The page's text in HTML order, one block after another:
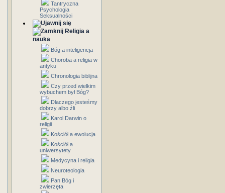
Tantryczna
Psychologia
Seksualności
Religia a
nauka
Bóg a inteligencja
Choroba a religia w
antyku
Chronologia biblijna
Czy przed wielkim
wybuchem był Bóg?
Dlaczego jesteśmy
dobrzy albo źli
Karol Darwin o
religii
Kościół a ewolucja
Kościół a
uniwersytety
Medycyna i religia
Neuroteologia
Pan Bóg i
zwierzęta